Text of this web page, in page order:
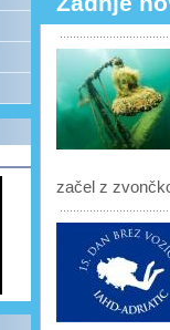
začel z